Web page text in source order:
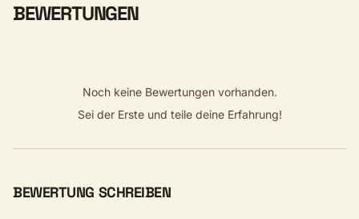
BEWERTUNGEN
Noch keine Bewertungen vorhanden.
Sei der Erste und teile deine Erfahrung!
BEWERTUNG SCHREIBEN